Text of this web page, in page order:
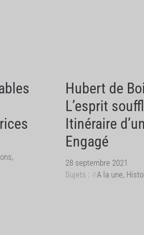
,
Hubert de
L’esprit
Itinéraire
Engagé
28 septembre 2021
Sujets :
A la une,